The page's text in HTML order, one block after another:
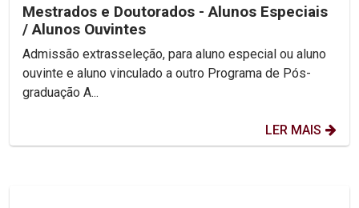
Mestrados e Doutorados - Alunos Especiais
/ Alunos Ouvintes
Admissão extrasseleção, para aluno especial ou aluno
ouvinte e aluno vinculado a outro Programa de Pós-
graduação A...
LER MAIS